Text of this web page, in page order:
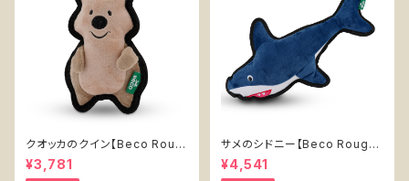
クオッカのクイン【Beco Roug
h & Tough Recycled Plasti
c Quokka】
¥3,781
サメのシドニー【Beco Rough
& Tough Recycled Plastic
Shark】
¥4,541